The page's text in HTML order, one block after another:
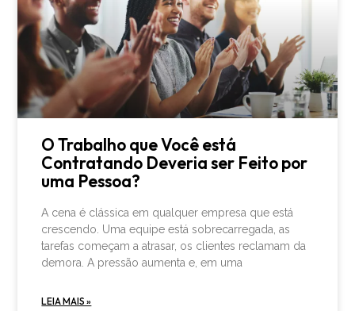
O Trabalho que Você está
Contratando Deveria ser Feito por
uma Pessoa?
A cena é clássica em qualquer empresa que está
crescendo. Uma equipe está sobrecarregada, as
tarefas começam a atrasar, os clientes reclamam da
demora. A pressão aumenta e, em uma
LEIA MAIS »